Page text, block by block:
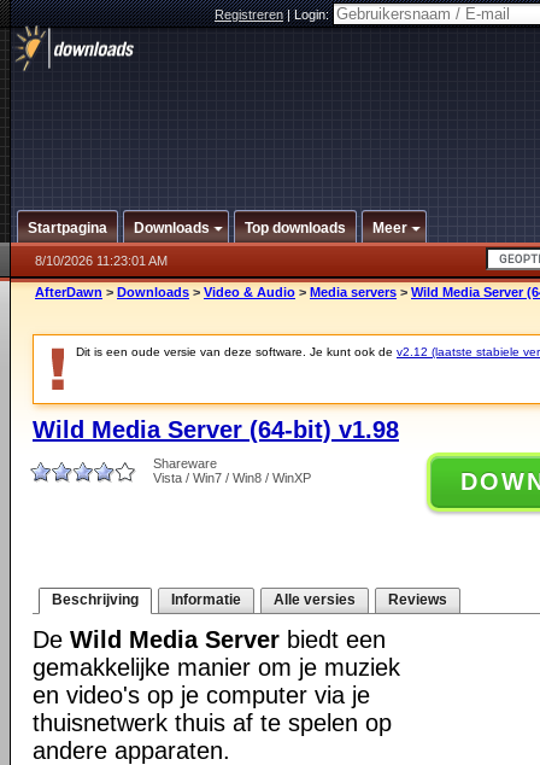
Registreren|Login:
Startpagina Downloads Top downloads Meer
8/10/2026 11:23:01 AM
AfterDawn > Downloads > Video & Audio > Media servers > Wild Media Server
Dit is een oude versie van deze software. Je kunt ook de v2.12 (laatste stabiele
Wild Media Server (64-bit) v1.98
Shareware
Vista / Win7 / Win8 / WinXP
Beschrijving Informatie Alle versies Reviews
De Wild Media Server biedt een
gemakkelijke manier om je muziek
en video's op je computer via je
thuisnetwerk thuis af te spelen op
andere apparaten.